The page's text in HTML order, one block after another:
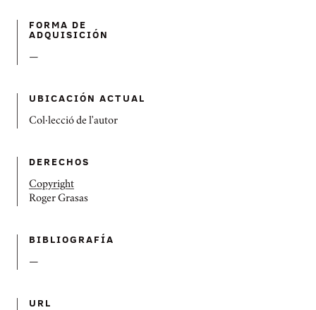
FORMA DE
ADQUISICIÓN
—
UBICACIÓN ACTUAL
Col·lecció de l'autor
DERECHOS
Copyright
Roger Grasas
BIBLIOGRAFÍ­A
—
URL